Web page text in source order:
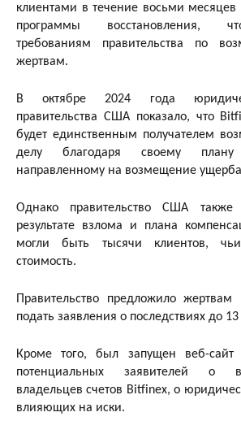
клиентами в течение восьми месяцев
программы восстановления,
требованиям правительства по
жертвам.
В октябре 2024 года
правительства США показало, что
будет единственным получателем
делу благодаря своему плану
направленному на возмещение
Однако правительство США
результате взлома и плана
могли быть тысячи клиентов,
стоимость.
Правительство предложило
подать заявления о последствиях до
Кроме того, был запущен веб-сайт
потенциальных заявителей о
владельцев счетов Bitfinex, о
влияющих на иски.